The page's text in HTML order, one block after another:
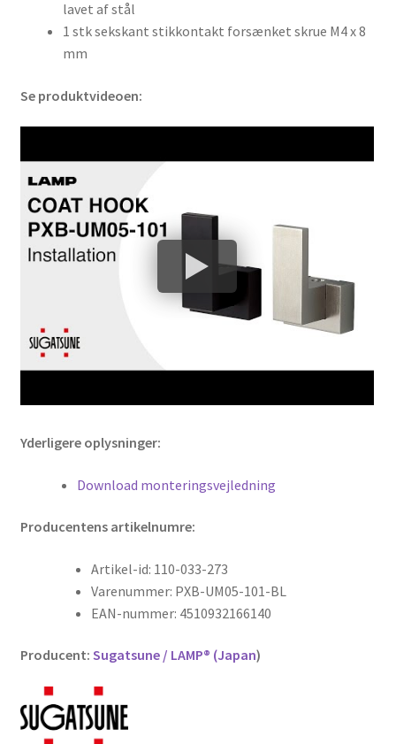
lavet af stål
1 stk sekskant stikkontakt forsænket skrue M4 x 8
mm
Se produktvideoen:
Yderligere oplysninger:
Download monteringsvejledning
Producentens artikelnumre:
Artikel-id: 110-033-273
Varenummer: PXB-UM05-101-BL
EAN-nummer: 4510932166140
Producent: Sugatsune / LAMP® (Japan)